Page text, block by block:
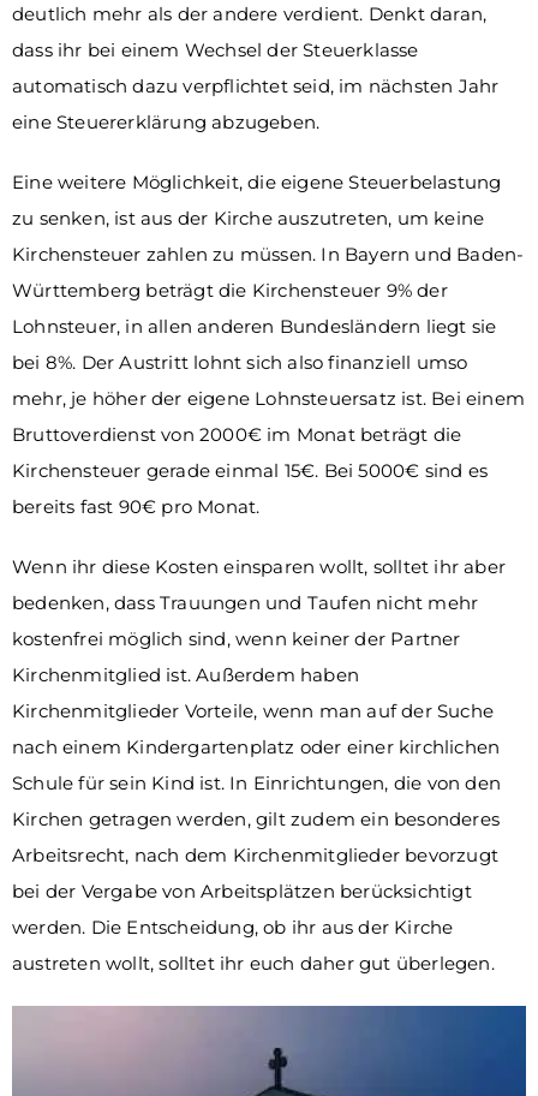
deutlich mehr als der andere verdient. Denkt daran,
dass ihr bei einem Wechsel der Steuerklasse
automatisch dazu verpflichtet seid, im nächsten Jahr
eine Steuererklärung abzugeben.
Eine weitere Möglichkeit, die eigene Steuerbelastung
zu senken, ist aus der Kirche auszutreten, um keine
Kirchensteuer zahlen zu müssen. In Bayern und Baden-
Württemberg beträgt die Kirchensteuer 9% der
Lohnsteuer, in allen anderen Bundesländern liegt sie
bei 8%. Der Austritt lohnt sich also finanziell umso
mehr, je höher der eigene Lohnsteuersatz ist. Bei einem
Bruttoverdienst von 2000€ im Monat beträgt die
Kirchensteuer gerade einmal 15€. Bei 5000€ sind es
bereits fast 90€ pro Monat.
Wenn ihr diese Kosten einsparen wollt, solltet ihr aber
bedenken, dass Trauungen und Taufen nicht mehr
kostenfrei möglich sind, wenn keiner der Partner
Kirchenmitglied ist. Außerdem haben
Kirchenmitglieder Vorteile, wenn man auf der Suche
nach einem Kindergartenplatz oder einer kirchlichen
Schule für sein Kind ist. In Einrichtungen, die von den
Kirchen getragen werden, gilt zudem ein besonderes
Arbeitsrecht, nach dem Kirchenmitglieder bevorzugt
bei der Vergabe von Arbeitsplätzen berücksichtigt
werden. Die Entscheidung, ob ihr aus der Kirche
austreten wollt, solltet ihr euch daher gut überlegen.